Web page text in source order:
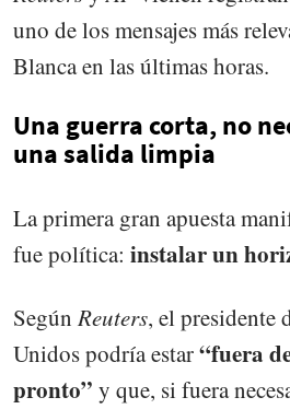
uno de los mensajes más
Blanca en las últimas horas.
Una guerra corta, no
una salida limpia
La primera gran apuesta
fue política: instalar un
Según Reuters, el presidente
Unidos podría estar“fuera
pronto” y que, si fuera